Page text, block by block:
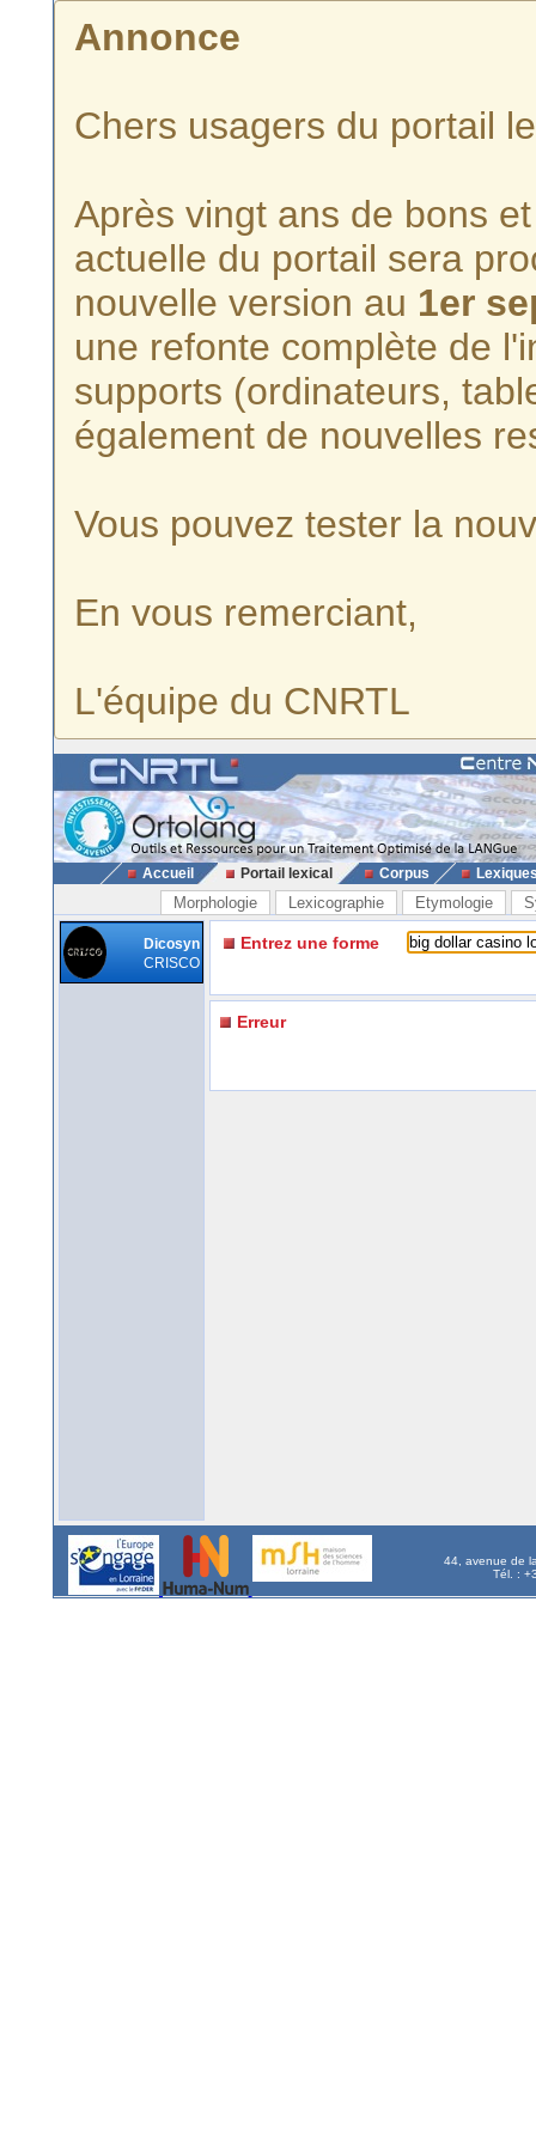
Annonce
Chers usagers du portail
Après vingt ans de bons
actuelle du portail sera
nouvelle version au 1er
une refonte complète de
supports (ordinateurs,
également de nouvelles
Vous pouvez tester la
En vous remerciant,
L'équipe du CNRTL
Accueil Portail lexical Corpus
Morphologie Lexicographie Etymologie
Dicosyn
CRISCO
Entrez une forme
Erreur
44, avenue de
Tél. :